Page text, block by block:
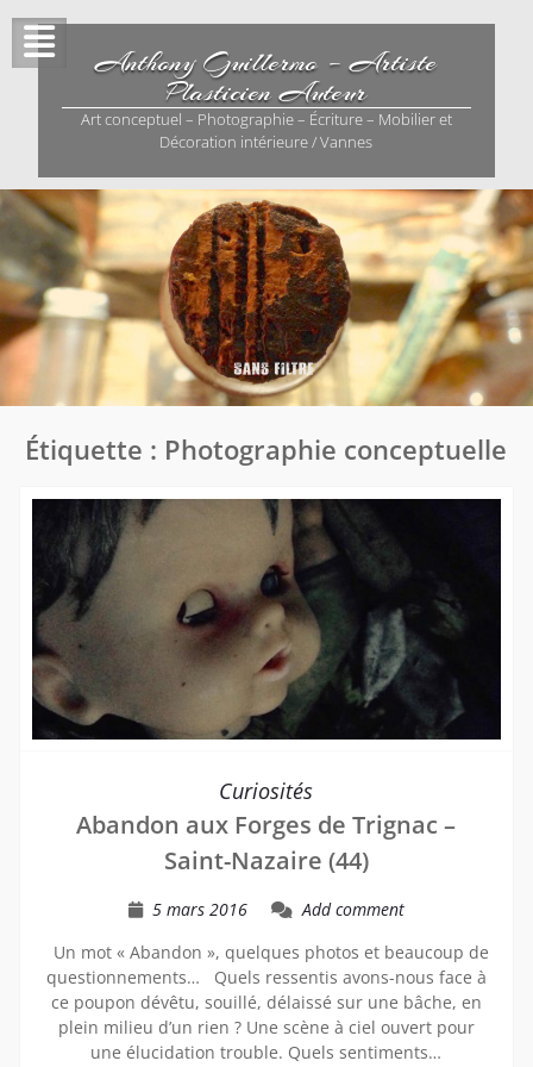
content
Anthony Guillermo – Artiste
Plasticien Auteur
Art conceptuel – Photographie – Écriture – Mobilier et
Décoration intérieure / Vannes
Étiquette : Photographie conceptuelle
Curiosités
Abandon aux Forges de Trignac –
Saint-Nazaire (44)
5 mars 2016
Add comment
Un mot « Abandon », quelques photos et beaucoup de
questionnements… Quels ressentis avons-nous face à
ce poupon dévêtu, souillé, délaissé sur une bâche, en
plein milieu d’un rien ? Une scène à ciel ouvert pour
une élucidation trouble. Quels sentiments…